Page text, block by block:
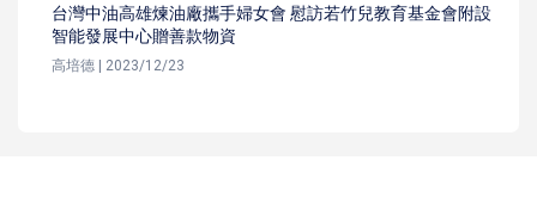
台灣中油高雄煉油廠攜手婦女會 慰訪若竹兒教育基金會附設
智能發展中心贈善款物資
高培德 | 2023/12/23